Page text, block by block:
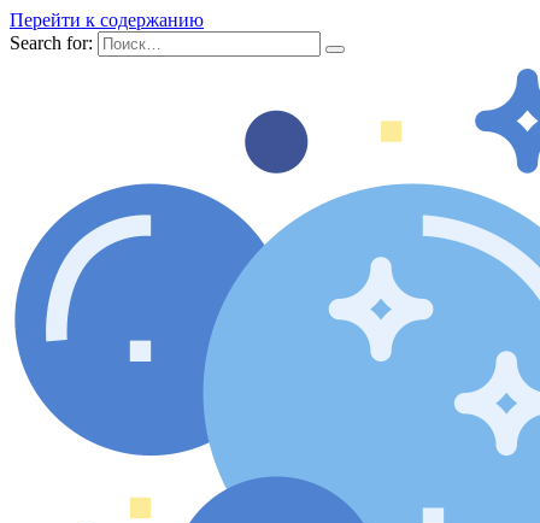
Перейти к содержанию
Search for: